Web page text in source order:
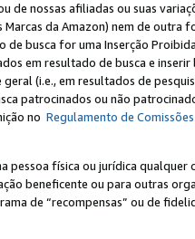
de nossas afiliadas ou suas
Marcas da Amazon) nem de
de busca for uma Inserção
em resultado de busca e
(i.e., em resultados de
patrocinados ou não
no Regulamento de Comissões
pessoa física ou jurídica
beneficente ou para outras
de “recompensas” ou de